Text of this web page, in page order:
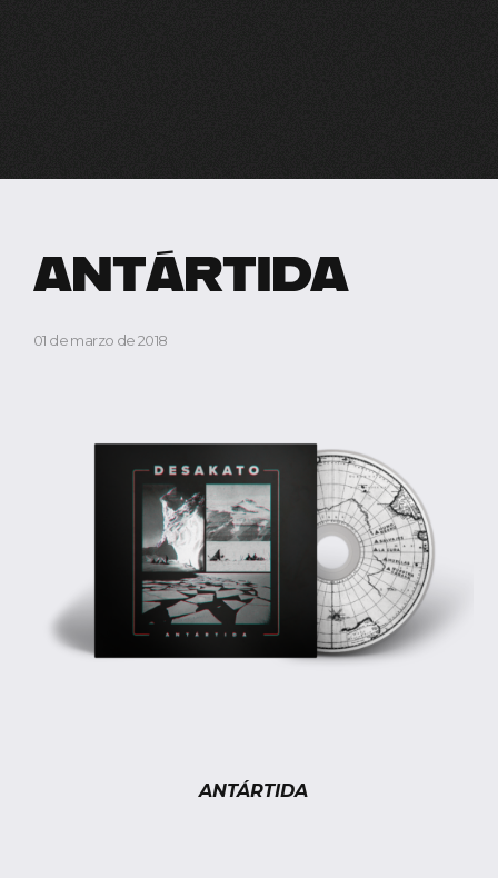
ANTÁRTIDA
01 de marzo de 2018
ANTÁRTIDA